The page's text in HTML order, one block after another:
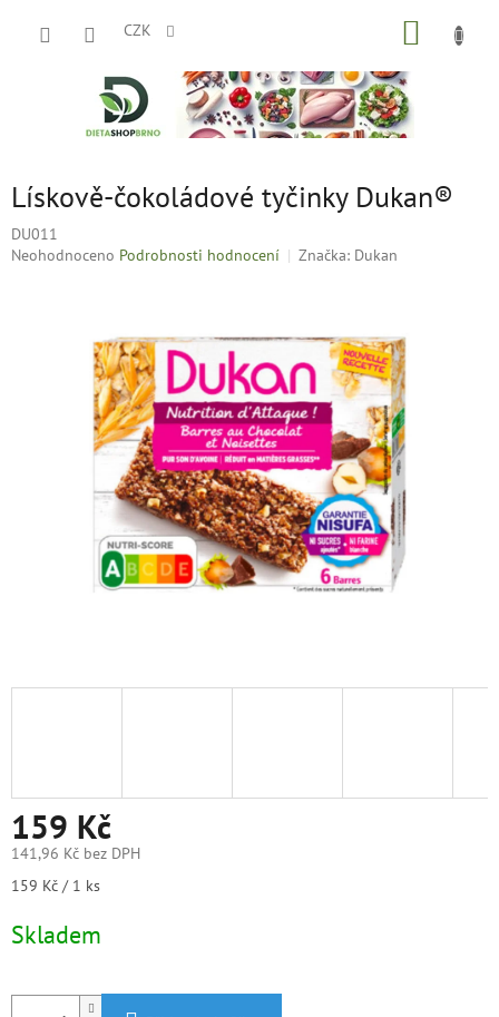
CZK
Lískově-čokoládové tyčinky Dukan®
DU011
Průměrné
Neohodnoceno Podrobnosti hodnocení Značka: Dukan
159 Kč
141,96 Kč bez DPH
Měrná
159 Kč / 1 ks
Skladem